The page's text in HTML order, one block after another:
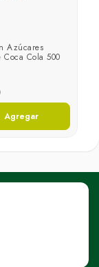
Azúcares
Coca Cola 500
Agregar